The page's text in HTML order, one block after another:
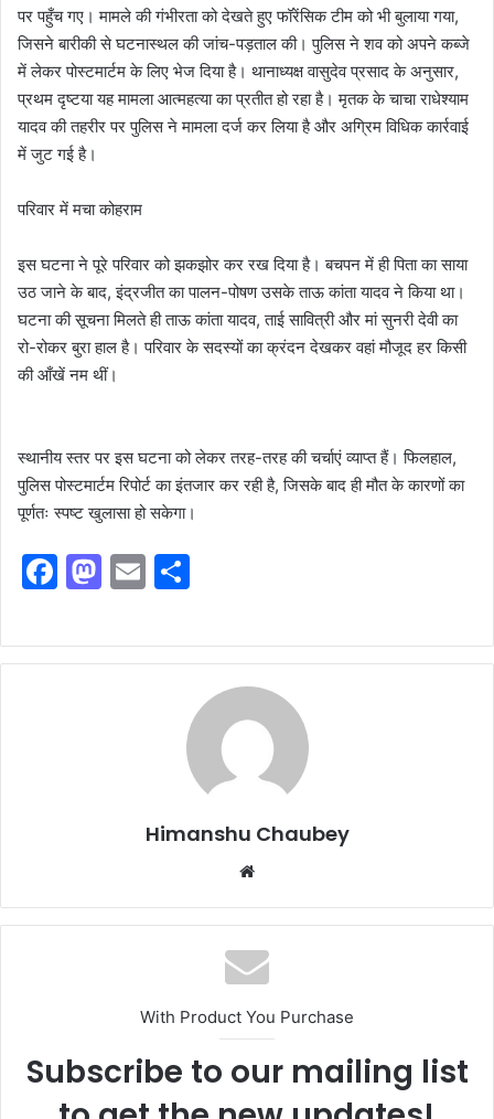
पर पहुँच गए। मामले की गंभीरता को देखते हुए फॉरेंसिक टीम को भी बुलाया गया,
जिसने बारीकी से घटनास्थल की जांच-पड़ताल की। पुलिस ने शव को अपने कब्जे
में लेकर पोस्टमार्टम के लिए भेज दिया है। थानाध्यक्ष वासुदेव प्रसाद के अनुसार,
प्रथम दृष्टया यह मामला आत्महत्या का प्रतीत हो रहा है। मृतक के चाचा राधेश्याम
यादव की तहरीर पर पुलिस ने मामला दर्ज कर लिया है और अग्रिम विधिक कार्रवाई
में जुट गई है।
परिवार में मचा कोहराम
​इस घटना ने पूरे परिवार को झकझोर कर रख दिया है। बचपन में ही पिता का साया
उठ जाने के बाद, इंद्रजीत का पालन-पोषण उसके ताऊ कांता यादव ने किया था।
घटना की सूचना मिलते ही ताऊ कांता यादव, ताई सावित्री और मां सुनरी देवी का
रो-रोकर बुरा हाल है। परिवार के सदस्यों का क्रंदन देखकर वहां मौजूद हर किसी
की आँखें नम थीं।
स्थानीय स्तर पर इस घटना को लेकर तरह-तरह की चर्चाएं व्याप्त हैं। फिलहाल,
पुलिस पोस्टमार्टम रिपोर्ट का इंतजार कर रही है, जिसके बाद ही मौत के कारणों का
पूर्णतः स्पष्ट खुलासा हो सकेगा।
F
c
e
M
st
o
E
ai
l
ar
e
Himanshu Chaubey
With Product You Purchase
Subscribe to our mailing list